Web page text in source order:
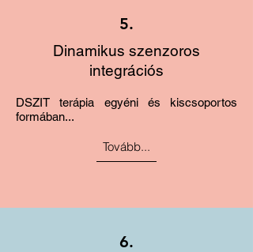
5.
Dinamikus szenzoros
integrációs
DSZIT terápia egyéni és kiscsoportos
formában...
Tovább...
6.